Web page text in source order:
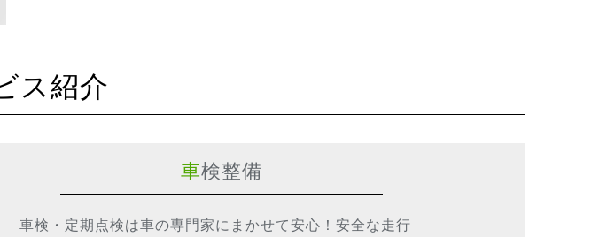
ビス紹介
車検整備
車検・定期点検は車の専門家にまかせて安心！安全な走行